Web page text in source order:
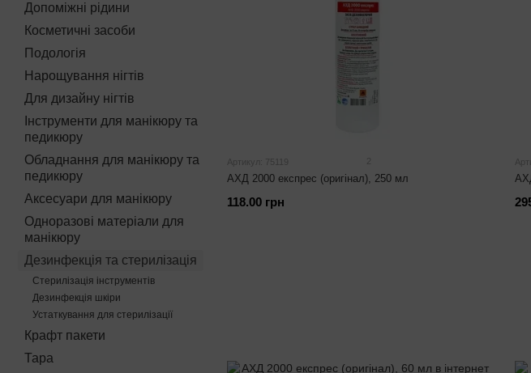
Артикул: 75119
АХД 2000 експрес (оригінал), 250 мл
118.00 грн
Допоміжні рідини
Косметичні засоби
Подологія
Нарощування нігтів
Для дизайну нігтів
Інструменти для манікюру та
педикюру
Обладнання для манікюру та
педикюру
Аксесуари для манікюру
Одноразові матеріали для
манікюру
Дезинфекція та стерилізація
Стерилізація інструментів
Дезинфекція шкіри
Устаткування для стерилізації
Крафт пакети
Тара